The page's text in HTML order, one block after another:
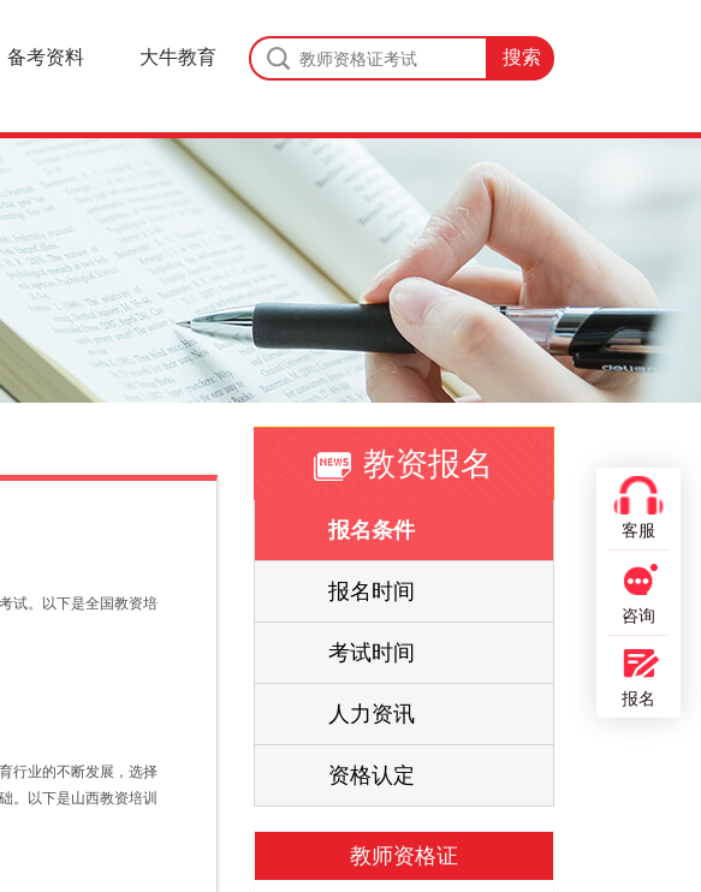
备考资料 大牛教育
试。以下是全国教资培
行业的不断发展，选择
。以下是山西教资培训
教资报名
报名条件
报名时间
报名时间
考试时间
人力资讯
资格认定
资格认定
教师资格证
客服
咨询
报名